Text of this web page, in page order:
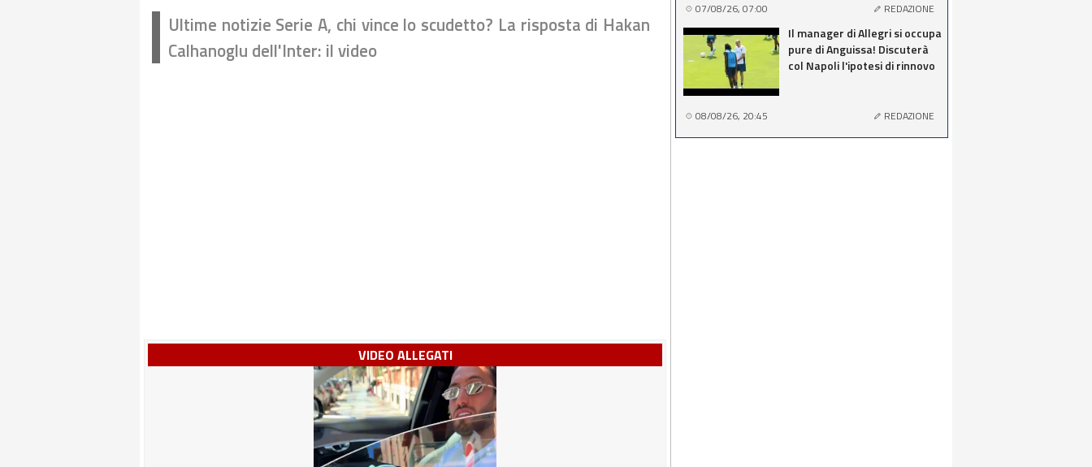
Ultime notizie Serie A, chi vince lo scudetto? La risposta di Hakan
Calhanoglu dell'Inter: il video
VIDEO ALLEGATI
07/08/26, 07:00 REDAZIONE
Il manager di Allegri si occupa
pure di Anguissa! Discuterà
col Napoli l'ipotesi di rinnovo
08/08/26, 20:45 REDAZIONE